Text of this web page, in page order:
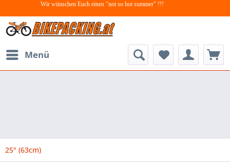
Wir wünschen Euch einen "not so hot summer" !!!
Menü
25" (63cm)